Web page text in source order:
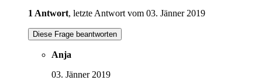
1 Antwort, letzte Antwort vom 03. Jänner 2019
Diese Frage beantworten
Anja
03. Jänner 2019